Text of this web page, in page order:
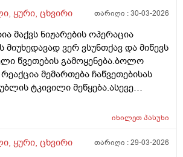
არ მტკივა,ვაბრალებ
ტანი დავიბანე და მერე რამოდენიმე
რომ თავი
ექიმთან ვერ მივდივარ
გამო და თუ არ მოიმატა
შეიძლევა რო მოვიქცე ტას
ყური, ცხვირი თარიღი :30-03-2026
მაქვს ნიჟარების ოპერაცია
მიუხედავად ვერ ვსუნთქავ და მიწევს
წვეთების გამოყენება.ბოლო
მემართება ჩაწვეთებისას
ტკივილი მეწყება.ასევე
სავარაუდოდ ცხვირის
არ ჩავიწვეთე
იხილეთპასუხი
ყური, ცხვირი თარიღი :29-03-2026